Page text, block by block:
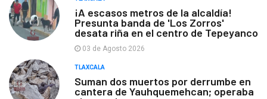
¡A escasos metros de la alcaldía!
Presunta banda de 'Los Zorros'
desata riña en el centro de Tepeyanco
03 de Agosto 2026
TLAXCALA
Suman dos muertos por derrumbe en
cantera de Yauhquemehcan; operaba